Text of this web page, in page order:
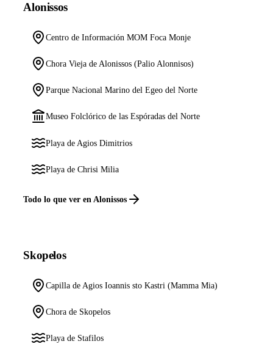
Alonissos
Centro de Información MOM Foca Monje
Chora Vieja de Alonissos (Palio Alonnisos)
Parque Nacional Marino del Egeo del Norte
Museo Folclórico de las Espóradas del Norte
Playa de Agios Dimitrios
Playa de Chrisi Milia
Todo lo que ver en Alonissos
Skopelos
Capilla de Agios Ioannis sto Kastri (Mamma Mia)
Chora de Skopelos
Playa de Stafilos